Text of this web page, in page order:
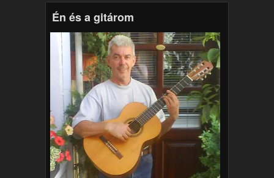
Én és a gitárom